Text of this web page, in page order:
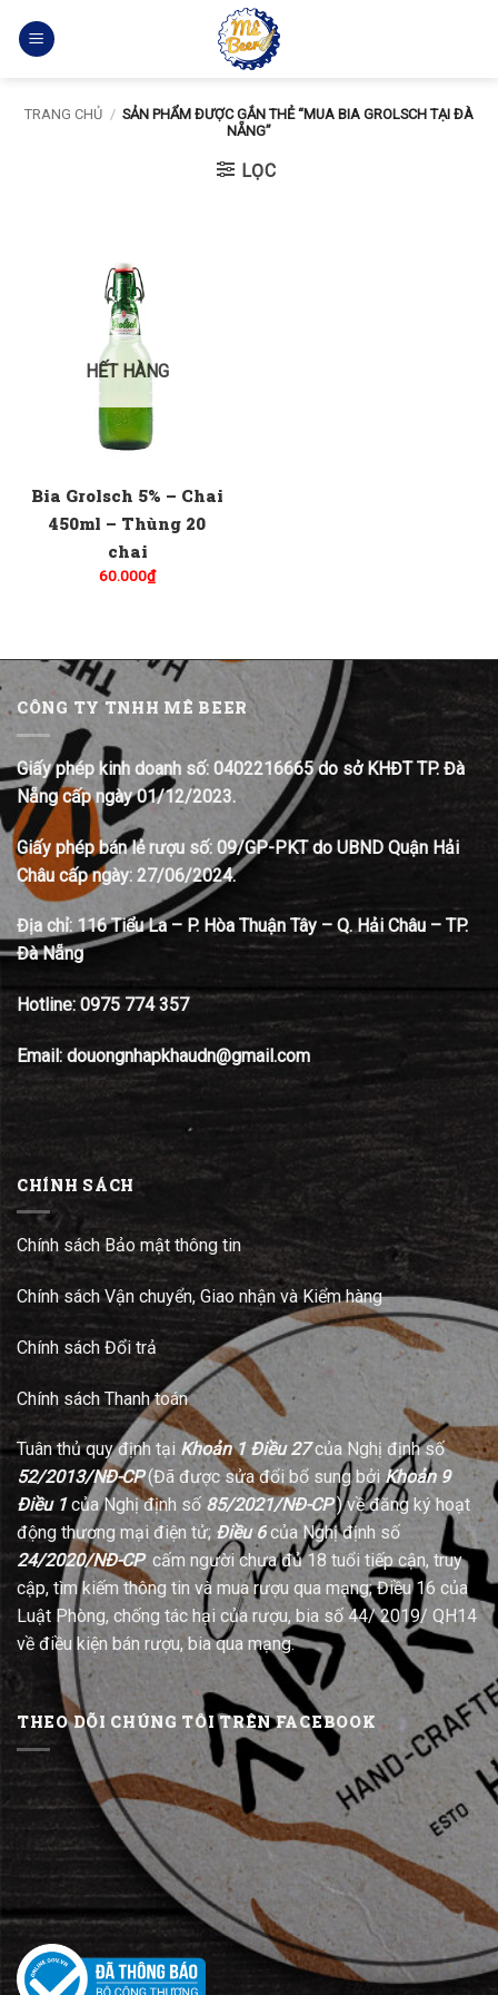
qua
TRANG CHỦ / SẢN PHẨM ĐƯỢC GẮN THẺ “MUA BIA GROLSCH TẠI ĐÀ
NẴNG”
LỌC
HẾT HÀNG
Bia Grolsch 5% – Chai
450ml – Thùng 20
chai
60.000₫
CÔNG TY TNHH MÊ BEER
Giấy phép kinh doanh số: 0402216665 do sở KHĐT TP. Đà
Nẵng cấp ngày 01/12/2023.
Giấy phép bán lẻ rượu số: 09/GP-PKT do UBND Quận Hải
Châu cấp ngày: 27/06/2024.
Địa chỉ: 116 Tiểu La – P. Hòa Thuận Tây – Q. Hải Châu – TP.
Đà Nẵng
Hotline: 0975 774 357
Email: douongnhapkhaudn@gmail.com
CHÍNH SÁCH
Chính sách Bảo mật thông tin
Chính sách Vận chuyển, Giao nhận và Kiểm hàng
Chính sách Đổi trả
Chính sách Thanh toán
Tuân thủ quy định tại Khoản 1 Điều 27của Nghị định số
52/2013/NĐ-CP(Đã được sửa đổi bổ sung bởi Khoản 9
Điều 1của Nghị định số 85/2021/NĐ-CP) về đăng ký hoạt
động thương mại điện tử; Điều 6của Nghị định số
24/2020/NĐ-CPcấm người chưa đủ 18 tuổi tiếp cận, truy
cập, tìm kiếm thông tin và mua rượu qua mạng; Điều 16 của
Luật Phòng, chống tác hại của rượu, bia số 44/ 2019/ QH14
về điều kiện bán rượu, bia qua mạng.
THEO DÕI CHÚNG TÔI TRÊN FACEBOOK